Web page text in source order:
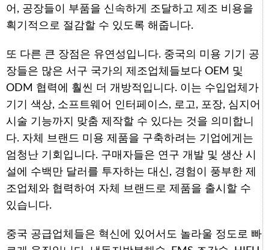
어, 공장들이 부품을 신속하게 조달하고 제조 비용을
획기적으로 절감할 수 있도록 해줍니다.
또 다른 큰 장점은 유연성입니다. 중국의 미용 기기 공
장들은 많은 서구 국가의 제조업체들보다 OEM 및
ODM 협력에 훨씬 더 개방적입니다. 이는 수입업체가
기기 색상, 소프트웨어 인터페이스, 로고, 포장, 심지어
시술 기능까지 맞춤 제작할 수 있다는 것을 의미합니
다. 자체 브랜드 미용 제품을 구축하려는 기업에게는
엄청난 기회입니다. 구매자들은 연구 개발 및 생산 시
설에 수백만 달러를 투자하는 대신, 경험이 풍부한 제
조업체와 협력하여 자체 브랜드로 제품을 출시할 수
있습니다.
중국 공급업체들은 혁신에 있어서도 놀라울 정도로 빠